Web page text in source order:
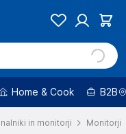
Home & Cook B2B
in monitorji Monitorji